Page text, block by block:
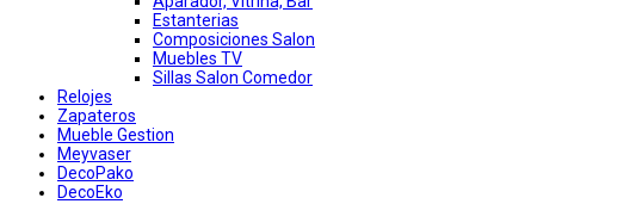
Estanterias
Composiciones Salon
Muebles TV
Sillas Salon Comedor
Relojes
Zapateros
Mueble Gestion
Meyvaser
DecoPako
DecoEko